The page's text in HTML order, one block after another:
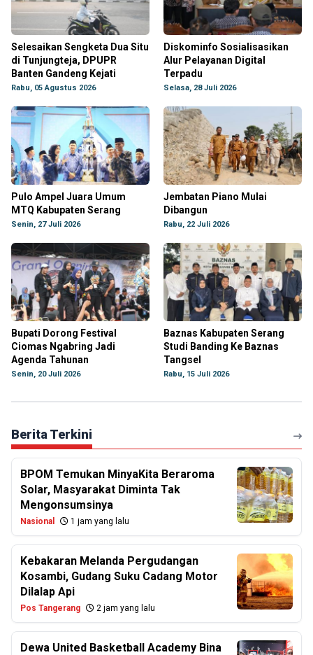
Selesaikan Sengketa Dua Situ
di Tunjungteja, DPUPR
Banten Gandeng Kejati
Rabu, 05 Agustus 2026
Diskominfo Sosialisasikan
Alur Pelayanan Digital
Terpadu
Selasa, 28 Juli 2026
Pulo Ampel Juara Umum
MTQ Kabupaten Serang
Senin, 27 Juli 2026
Jembatan Piano Mulai
Dibangun
Rabu, 22 Juli 2026
Bupati Dorong Festival
Ciomas Ngabring Jadi
Agenda Tahunan
Senin, 20 Juli 2026
Baznas Kabupaten Serang
Studi Banding Ke Baznas
Tangsel
Rabu, 15 Juli 2026
Berita Terkini
BPOM Temukan MinyaKita Beraroma
Solar, Masyarakat Diminta Tak
Mengonsumsinya
Nasional 1 jam yang lalu
Kebakaran Melanda Pergudangan
Kosambi, Gudang Suku Cadang Motor
Dilalap Api
Pos Tangerang 2 jam yang lalu
Dewa United Basketball Academy Bina